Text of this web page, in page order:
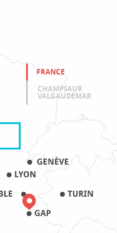
FRANCE
CHAMPSAUR
VALGAUDEMAR